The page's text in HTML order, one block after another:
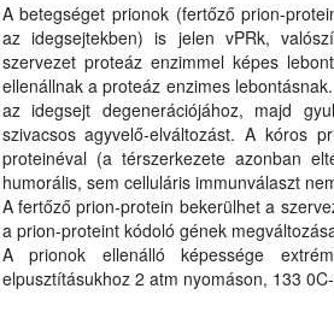
A betegséget prionok (fertőző prion-
az idegsejtekben) is jelen vPRk,
szervezet proteáz enzimmel képes
ellenállnak a proteáz enzimes
az idegsejt degenerációjához, majd
szivacsos agyvelő-elváltozást. A kóros
proteinéval (a térszerkezete azonban
humorális, sem celluláris immunválaszt
A fertőző prion-protein bekerülhet a
a prion-proteint kódoló gének
A prionok ellenálló képessége
elpusztításukhoz 2 atm nyomáson, 133